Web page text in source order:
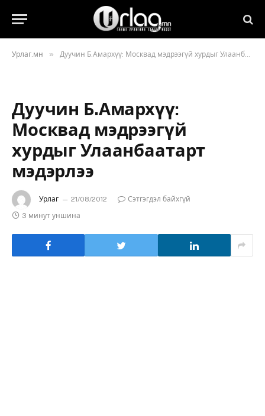
Урлаг.мн » Дуучин Б.Амархүү: Москвад мэдрээгүй хурдыг Улаанбаатарт мэдэрлээ
Дуучин Б.Амархүү:
Москвад мэдрээгүй
хурдыг Улаанбаатарт
мэдэрлээ
Урлаг 21/08/2012
Сэтгэгдэл байхгүй
3 минут уншина